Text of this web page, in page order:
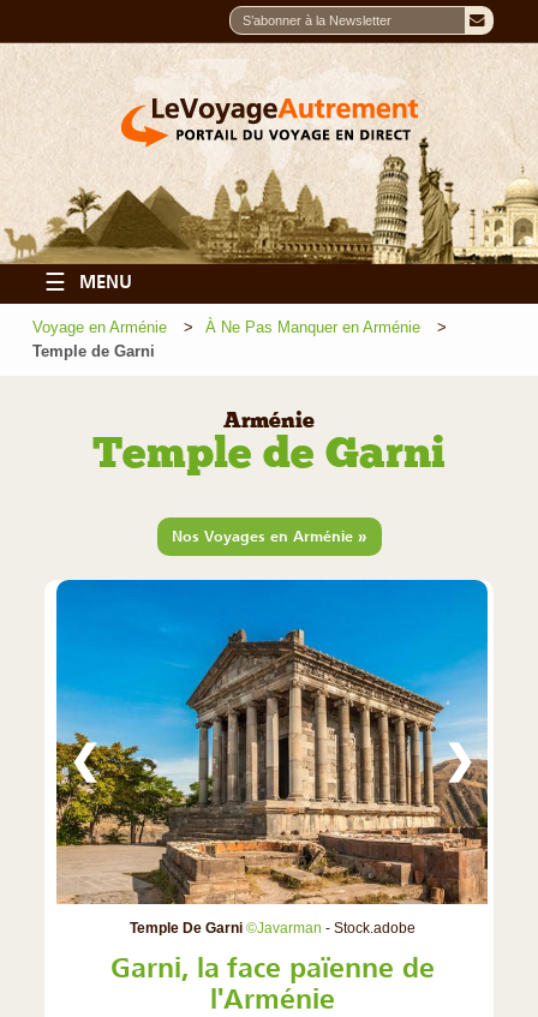
☰ MENU
Voyage en Arménie
À Ne Pas Manquer en Arménie
Temple de Garni
Arménie
Temple de Garni
Nos Voyages en Arménie »
Temple De Garni ©Javarman - Stock.adobe
❮ ❯
Garni, la face païenne de
l'Arménie